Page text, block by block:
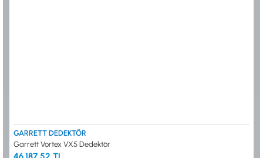
GARRETT DEDEKTÖR
Garrett Vortex VX5 Dedektör